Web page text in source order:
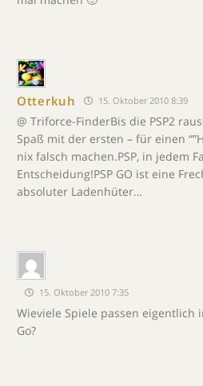
Otterkuh 15. Oktober 2010 8:39
@ Triforce-FinderBis die PSP2
Spaß mit der ersten – für einen
nix falsch machen.PSP, in jedem
Entscheidung!PSP GO ist eine
absoluter Ladenhüter…
15. Oktober 2010 7:35
Wieviele Spiele passen eigentlich
Go?